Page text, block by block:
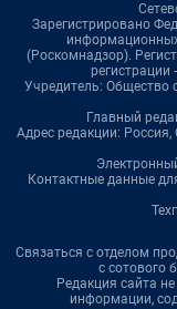
Зарегистрировано
(Роскомнадзор).
Учредитель: Общество
Главный
Адрес редакции:
Контактные данные
Связаться с отделом
с сотового
Редакция сайта
информации,